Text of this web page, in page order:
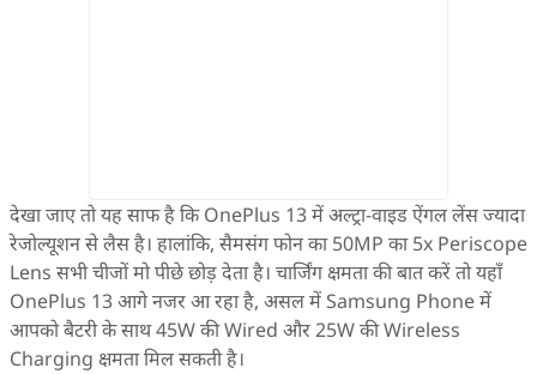
देखा जाए तो यह साफ है कि OnePlus 13 में अल्ट्रा-वाइड ऐंगल लेंस ज्यादा
रेजोल्यूशन से लैस है। हालांकि, सैमसंग फोन का 50MP का 5x Periscope
Lens सभी चीजों मो पीछे छोड़ देता है। चार्जिंग क्षमता की बात करें तो यहाँ
OnePlus 13 आगे नजर आ रहा है, असल में Samsung Phone में
आपको बैटरी के साथ 45W की Wired और 25W की Wireless
Charging क्षमता मिल सकती है।